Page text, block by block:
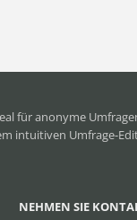
für anonyme
Umfrage-
NEHMEN SIE